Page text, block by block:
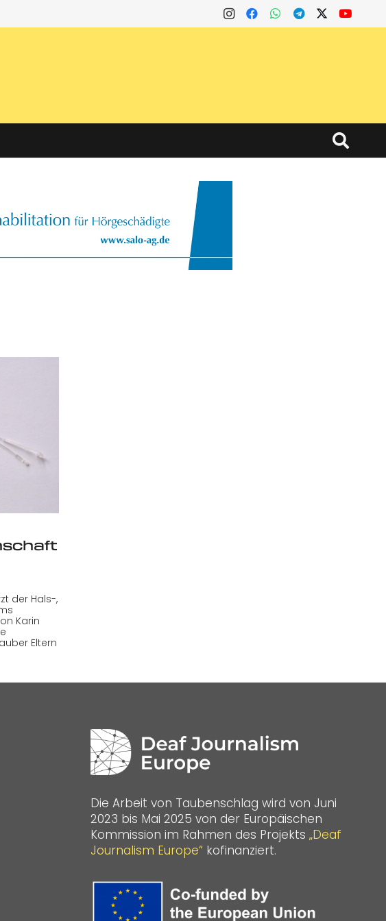
der Hals-,
Karin
Eltern
Die Arbeit von Taubenschlag wird von Juni
2023 bis Mai 2025 von der Europäischen
Kommission im Rahmen des Projekts „Deaf
Journalism Europe“ kofinanziert.